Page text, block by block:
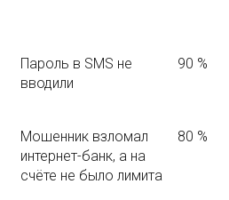
Пароль в SMS не
вводили
90 %
Мошенник взломал
интернет-банк, а на
счёте не было лимита
80 %